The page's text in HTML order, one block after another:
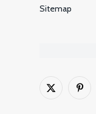
Sitemap
X